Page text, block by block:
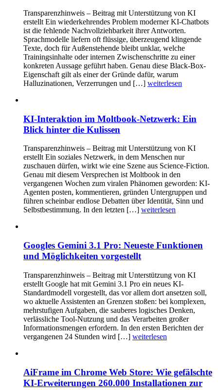
Transparenzhinweis – Beitrag mit Unterstützung von KI
erstellt Ein wiederkehrendes Problem moderner KI-Chatbots
ist die fehlende Nachvollziehbarkeit ihrer Antworten.
Sprachmodelle liefern oft flüssige, überzeugend klingende
Texte, doch für Außenstehende bleibt unklar, welche
Trainingsinhalte oder internen Zwischenschritte zu einer
konkreten Aussage geführt haben. Genau diese Black-Box-
Eigenschaft gilt als einer der Gründe dafür, warum
Halluzinationen, Verzerrungen und […] weiterlesen
KI-Interaktion im Moltbook-Netzwerk: Ein
Blick hinter die Kulissen
Transparenzhinweis – Beitrag mit Unterstützung von KI
erstellt Ein soziales Netzwerk, in dem Menschen nur
zuschauen dürfen, wirkt wie eine Szene aus Science-Fiction.
Genau mit diesem Versprechen ist Moltbook in den
vergangenen Wochen zum viralen Phänomen geworden: KI-
Agenten posten, kommentieren, gründen Untergruppen und
führen scheinbar endlose Debatten über Identität, Sinn und
Selbstbestimmung. In den letzten […] weiterlesen
Googles Gemini 3.1 Pro: Neueste Funktionen
und Möglichkeiten vorgestellt
Transparenzhinweis – Beitrag mit Unterstützung von KI
erstellt Google hat mit Gemini 3.1 Pro ein neues KI-
Standardmodell vorgestellt, das vor allem dort ansetzen soll,
wo aktuelle Assistenten an Grenzen stoßen: bei komplexen,
mehrstufigen Aufgaben, die sauberes logisches Denken,
verlässliche Tool-Nutzung und das Verarbeiten großer
Informationsmengen erfordern. In den ersten Berichten der
vergangenen 24 Stunden wird […] weiterlesen
AiFrame im Chrome Web Store: Wie gefälschte
KI-Erweiterungen 260.000 Installationen zur